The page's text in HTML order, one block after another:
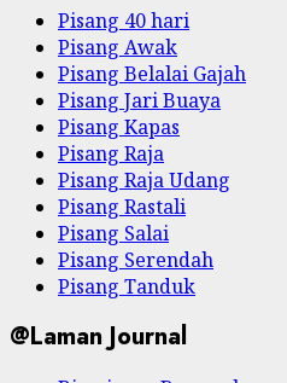
Pisang 40 hari
Pisang Awak
Pisang Belalai Gajah
Pisang Jari Buaya
Pisang Kapas
Pisang Raja
Pisang Raja Udang
Pisang Rastali
Pisang Salai
Pisang Serendah
Pisang Tanduk
@Laman Journal